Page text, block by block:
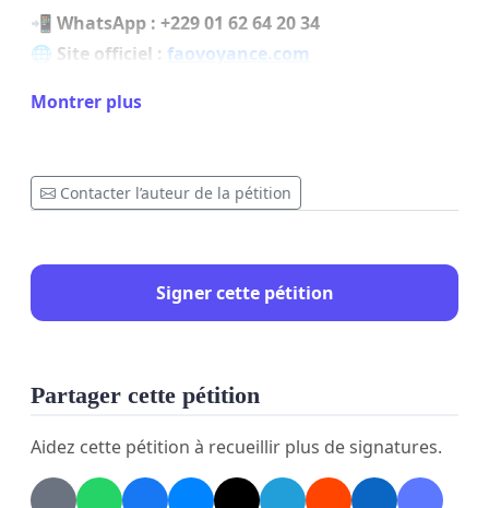
📲 WhatsApp : +229 01 62 64 20 34
🌐 Site officiel : faovoyance.com
⚡Consultation rapide pour les personnes de la
Montrer plus
Contacter l’auteur de la pétition
Signer cette pétition
Partager cette pétition
Aidez cette pétition à recueillir plus de signatures.